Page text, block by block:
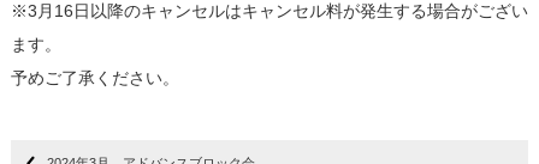
※3月16日以降のキャンセルはキャンセル料が発生する場合がござい
ます。
予めご了承ください。